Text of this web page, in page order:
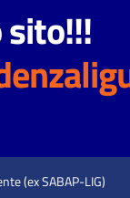
(ex SABAP-LIG)